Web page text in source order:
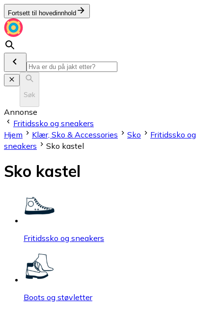
Fortsett til hovedinnhold
Søk
Annonse
Fritidssko og sneakers
Hjem
Klær, Sko & Accessories Sko
Fritidssko og
sneakers
Sko kastel
Sko kastel
Fritidssko og sneakers
Boots og støvletter